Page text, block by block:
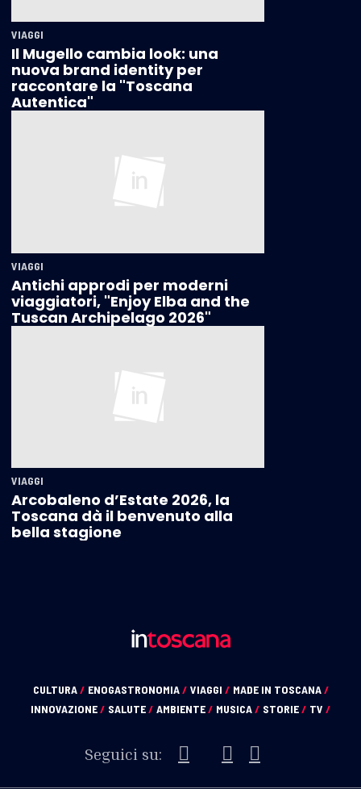
VIAGGI
Il Mugello cambia look: una
nuova brand identity per
raccontare la "Toscana
Autentica"
VIAGGI
Antichi approdi per moderni
viaggiatori, "Enjoy Elba and the
Tuscan Archipelago 2026"
VIAGGI
Arcobaleno d’Estate 2026, la
Toscana dà il benvenuto alla
bella stagione
CULTURA/ ENOGASTRONOMIA/ VIAGGI / MADE IN TOSCANA/
INNOVAZIONE/ SALUTE/ AMBIENTE/ MUSICA/ STORIE/ TV /
Seguici su: